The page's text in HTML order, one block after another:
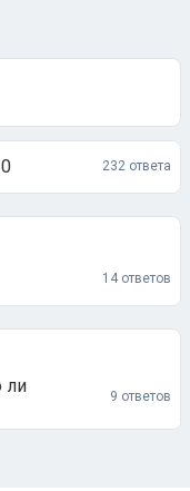
232 ответа
14 ответов
ли
9 ответов